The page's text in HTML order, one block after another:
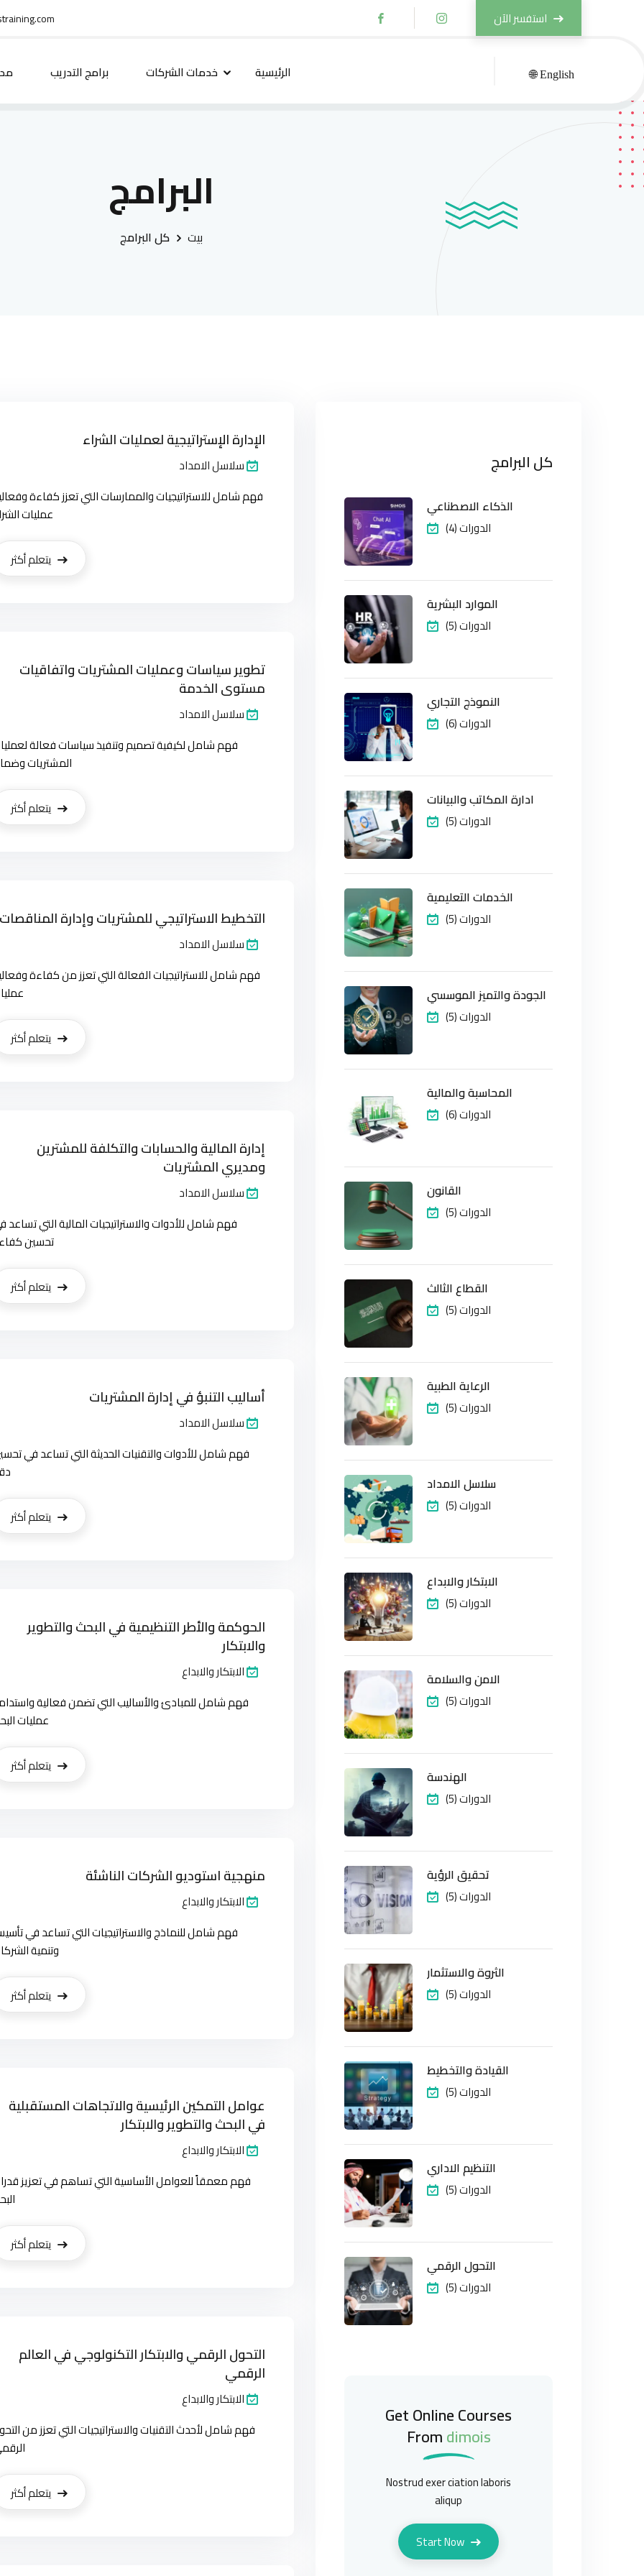
الرئيسية خدمات الشركات برامج التدريب 🌐 English
البرامج
بيت كل البرامج
الإدارة الإستراتيجية لعمليات الشراء
سلاسل الامداد
فهم شامل للاستراتيجيات والممارسات التي تعزز كفاءة
عمليات
تطوير سياسات وعمليات المشتريات واتفاقيات
مستوى الخدمة
سلاسل الامداد
فهم شامل لكيفية تصميم وتنفيذ سياسات فعالة
المشتريات
التخطيط الاستراتيجي للمشتريات وإدارة المناقصات
سلاسل الامداد
فهم شامل للاستراتيجيات الفعالة التي تعزز من كفاءة
إدارة المالية والحسابات والتكلفة للمشترين
ومديري المشتريات
سلاسل الامداد
فهم شامل للأدوات والاستراتيجيات المالية التي تساعد
تحسين
أساليب التنبؤ في إدارة المشتريات
سلاسل الامداد
فهم شامل للأدوات والتقنيات الحديثة التي تساعد في
الحوكمة والأطر التنظيمية في البحث والتطوير
والابتكار
الابتكار والابداع
فهم شامل للمبادئ والأساليب التي تضمن فعالية
عمليات
منهجية استوديو الشركات الناشئة
الابتكار والابداع
فهم شامل للنماذج والاستراتيجيات التي تساعد في
وتنمية
عوامل التمكين الرئيسية والاتجاهات المستقبلية
في البحث والتطوير والابتكار
الابتكار والابداع
فهم معمقاً للعوامل الأساسية التي تساهم في تعزيز
التحول الرقمي والابتكار التكنولوجي في العالم
الرقمي
الابتكار والابداع
فهم شامل لأحدث التقنيات والاستراتيجيات التي تعزز من
كل البرامج
الذكاء الاصطناعي
(4) الدورات
الموارد البشرية
(5) الدورات
النموذج التجاري
(6) الدورات
ادارة المكاتب والبيانات
(5) الدورات
الخدمات التعليمية
(5) الدورات
الجودة والتميز الموسسي
(5) الدورات
المحاسبة والمالية
(6) الدورات
القانون
(5) الدورات
القطاع الثالث
(5) الدورات
الرعاية الطبية
(5) الدورات
سلاسل الامداد
(5) الدورات
الابتكار والابداع
(5) الدورات
الامن والسلامة
(5) الدورات
الهندسة
(5) الدورات
تحقيق الرؤية
(5) الدورات
الثروة والاستثمار
(5) الدورات
القيادة والتخطيط
(5) الدورات
التنظيم الاداري
(5) الدورات
التحول الرقمي
(5) الدورات
Get Online Courses
Fromdimois
Nostrud exer ciation laboris
aliqup
Start Now